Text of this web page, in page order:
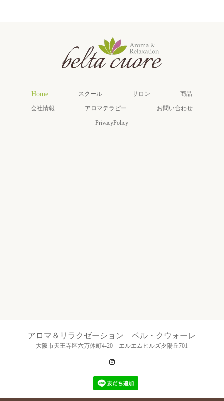
Home スクール サロン 商品
会社情報 アロマテラピー お問い合わせ
PrivacyPolicy
アロマ＆リラクゼーション ベル・クウォーレ
大阪市天王寺区六万体町4-20 エルエムヒルズ夕陽丘701